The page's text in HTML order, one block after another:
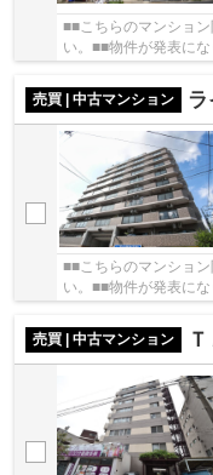
■■こちらのマンショ
い。■■物件が発表に
売買 | 中古マンション
■■こちらのマンショ
い。■■物件が発表に
売買 | 中古マンション